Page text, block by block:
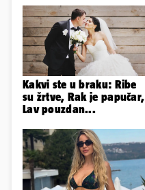
Kakvi ste u braku: Ribe
su žrtve, Rak je papučar,
Lav pouzdan...